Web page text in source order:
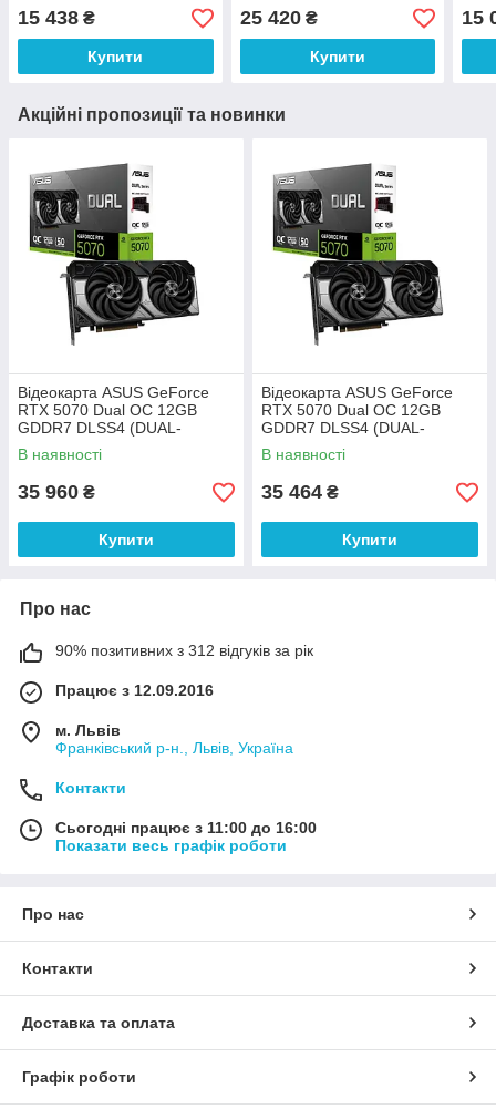
15 438 ₴
Купити
16GD)
25 420₴
Купити
15
Акційні пропозиції та новинки
Відеокарта ASUS GeForce
RTX 5070 Dual OC 12GB
GDDR7 DLSS4 (DUAL-
RTX5070-O12G)
В наявності
35 960 ₴
Купити
Відеокарта ASUS GeForce
RTX 5070 Dual OC 12GB
GDDR7 DLSS4 (DUAL-
RTX5070-O12G)
В наявності
35 464 ₴
Купити
Про нас
90% позитивних з 312 відгуків за рік
Працює з 12.09.2016
м. Львів
Франківський р-н., Львів, Україна
Контакти
Сьогодні працює з 11:00 до 16:00
Показати весь графік роботи
Про нас
Контакти
Доставка та оплата
Графік роботи